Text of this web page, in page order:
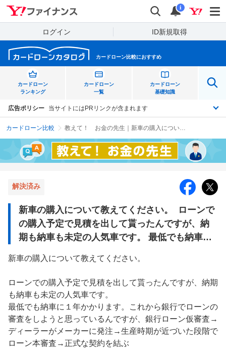
Yahoo!ファイナンス
検索 通知
i
ログイン ID新規取得
カードローン比較におすすめ
カードローン
ランキング
カードローン
一覧
カードローン
基礎知識
広告ポリシー 当サイトにはPRリンクが含まれます
カードローン比較 教えて！ お金の先生｜新車の購入について教えてください。 ローンでの購入予定で見積を出して貰ったんですが、納期も納車も未定の人気車です。 最低でも納車に１年かかります。これから銀行でローンの審査をしようと思っているんですが、銀行ローン仮審査→ディーラーがメーカーに発注→生産時期が近づいた段階でローン本審査→正式な契約を結ぶ という流れであっていますか？ 最初から本審査をした場合、いつ納車になるかもわからないのに納車前から支払うことになるのでそれは避けたいんですが、みんな払っているんですか？みなさんはどうしているんでしょう？ そもそも本審査が通らないとメーカーに発注自体してくれないんでしょうか？ 納期が１年以上の車を購入した人どう購入したか教えてください。
解決済み
新車の購入について教えてください。 ローンで
の購入予定で見積を出して貰ったんですが、納
期も納車も未定の人気車です。 最低でも納車に
新車の購入について教えてください。
ローンでの購入予定で見積を出して貰ったんですが、納期
も納車も未定の人気車です。
最低でも納車に１年かかります。これから銀行でローンの
審査をしようと思っているんですが、銀行ローン仮審査→
ディーラーがメーカーに発注→生産時期が近づいた段階で
ローン本審査→正式な契約を結ぶ